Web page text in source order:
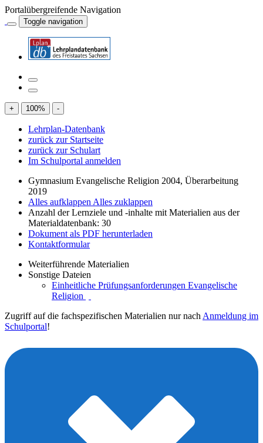
Portalübergreifende Navigation
Toggle navigation
+ 100% -
Lehrplan-Datenbank
zurück zur Startseite
zurück zur Schulart
Im Schulportal anmelden
Gymnasium Evangelische Religion 2004, Überarbeitung
2019
Alles aufklappen Alles zuklappen
Anzahl der Lernziele und -inhalte mit Materialien aus der
Materialdatenbank: 30
Dokument als PDF herunterladen
Kontaktformular
Weiterführende Materialien
Sonstige Dateien
Einheitliche Prüfungsanforderungen Evangelische
Religion
Zugriff auf die fachspezifischen Materialien nur nach Anmeldung im
Schulportal!